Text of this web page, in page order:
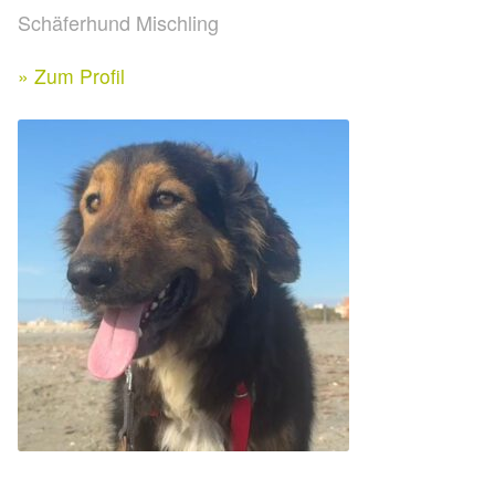
Ihre/Eure Spenden – Januar bis Juni 2026
Spenden 2025
Juli bis Dezember 2025
Januar bis Juni 2025
Spenden 2024
Juli bis Dezember 2024
Facebook
Instagram
Schäferhund Mischling
» Zum Profil